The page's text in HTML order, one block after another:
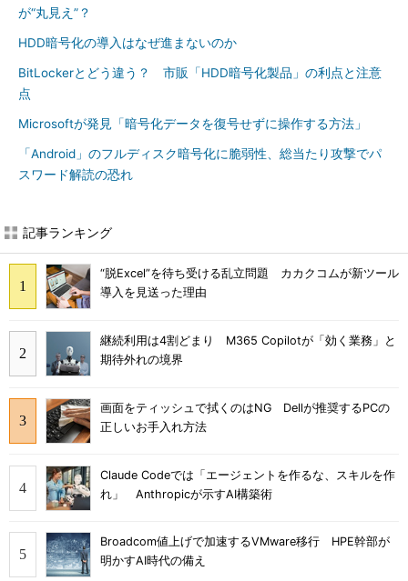
が“丸見え”？
HDD暗号化の導入はなぜ進まないのか
BitLockerとどう違う？ 市販「HDD暗号化製品」の利点と注意
点
Microsoftが発見「暗号化データを復号せずに操作する方法」
「Android」のフルディスク暗号化に脆弱性、総当たり攻撃でパ
スワード解読の恐れ
記事ランキング
“脱Excel”を待ち受ける乱立問題 カカクコムが新ツール
導入を見送った理由
継続利用は4割どまり M365 Copilotが「効く業務」と
期待外れの境界
画面をティッシュで拭くのはNG Dellが推奨するPCの
正しいお手入れ方法
Claude Codeでは「エージェントを作るな、スキルを作
れ」 Anthropicが示すAI構築術
Broadcom値上げで加速するVMware移行 HPE幹部が
明かすAI時代の備え